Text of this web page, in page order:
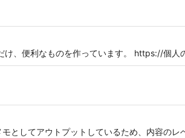
け、便利なものを作っています。 https://個人
としてアウトプットしているため、内容のレ